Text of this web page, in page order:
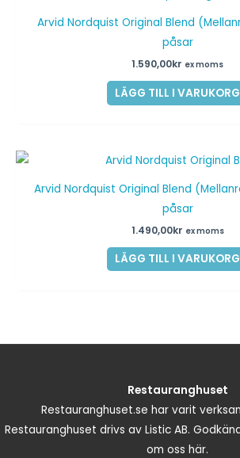
Arvid Nordquist Original Blend
påsar
1.590,00kr ex moms
LÄGG TILL I VARUKORG
Arvid Nordquist Original Blend
påsar
1.490,00kr ex moms
LÄGG TILL I VARUKORG
Restauranghuset
Restauranghuset.se har varit
Restauranghuset drivs av Listic AB.
om oss här.